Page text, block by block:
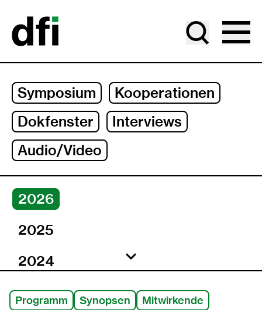
Symposium
Kooperationen
Dokfenster
Interviews
Audio/Video
Jahre
2026
2025
2024
2023
Programm Synopsen
Mitwirkende